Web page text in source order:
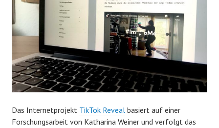
Das Internetprojekt TikTok Reveal basiert auf einer
Forschungsarbeit von Katharina Weiner und verfolgt das